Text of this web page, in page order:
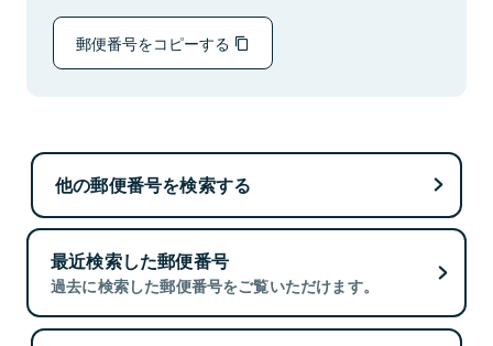
郵便番号をコピーする
他の郵便番号を検索する
最近検索した郵便番号
過去に検索した郵便番号をご覧いただけます。